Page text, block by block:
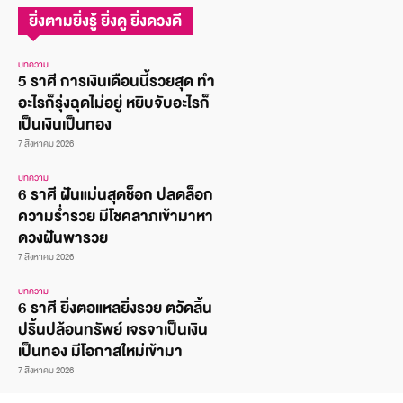
ยิ่งตามยิ่งรู้ ยิ่งดู ยิ่งดวงดี
บทความ
5 ราศี การเงินเดือนนี้รวยสุด ทำ
อะไรก็รุ่งฉุดไม่อยู่ หยิบจับอะไรก็
เป็นเงินเป็นทอง
7 สิงหาคม 2026
บทความ
6 ราศี ฝันแม่นสุดช็อก ปลดล็อก
ความร่ำรวย มีโชคลาภเข้ามาหา
ดวงฝันพารวย
7 สิงหาคม 2026
บทความ
6 ราศี ยิ่งตอแหลยิ่งรวย ตวัดลิ้น
ปริ้นปล้อนทรัพย์ เจรจาเป็นเงิน
เป็นทอง มีโอกาสใหม่เข้ามา
7 สิงหาคม 2026